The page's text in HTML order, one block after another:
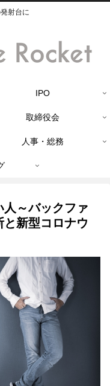
射台に
IPO
取締役会
人事・総務
人～バックファ
新型コロナウ